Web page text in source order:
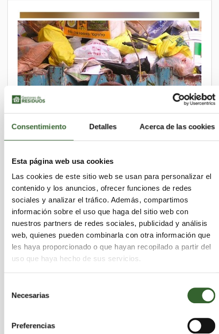
Consentimiento Detalles Acerca de las cookies
Esta página web usa cookies
Las cookies de este sitio web se usan para personalizar el
contenido y los anuncios, ofrecer funciones de redes
sociales y analizar el tráfico. Además, compartimos
información sobre el uso que haga del sitio web con
nuestros partners de redes sociales, publicidad y análisis
web, quienes pueden combinarla con otra información que
les haya proporcionado o que hayan recopilado a partir del
uso que haya hecho de sus servicios.
Necesarias
Preferencias
El Programa Estatal de Prevención de
Residuos: buenas pretensiones sin medidas
concretas
martes 31 de diciembre de 2013